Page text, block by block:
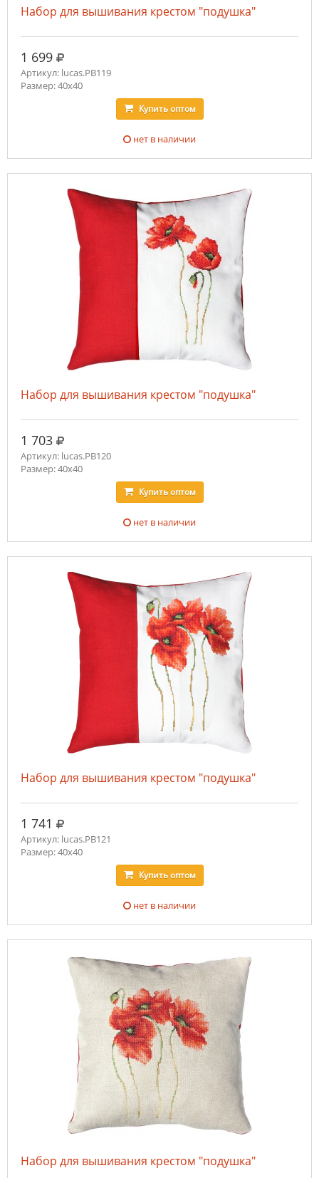
Набор для вышивания крестом "подушка"
1 699 руб.
Артикул: lucas.PB119
Размер: 40х40
Купитьоптом
нет в наличии
Набор для вышивания крестом "подушка"
1 703 руб.
Артикул: lucas.PB120
Размер: 40x40
Купитьоптом
нет в наличии
Набор для вышивания крестом "подушка"
1 741 руб.
Артикул: lucas.PB121
Размер: 40х40
Купитьоптом
нет в наличии
Набор для вышивания крестом "подушка"